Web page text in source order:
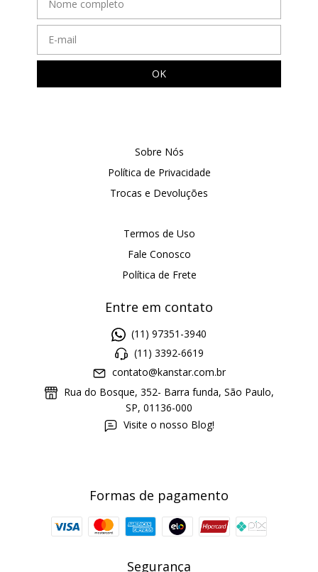
Sobre Nós
Política de Privacidade
Trocas e Devoluções
Termos de Uso
Fale Conosco
Política de Frete
Entre em contato
(11) 97351-3940
(11) 3392-6619
contato@kanstar.com.br
Rua do Bosque, 352- Barra funda, São Paulo,
SP, 01136-000
Visite o nosso Blog!
Formas de pagamento
Segurança